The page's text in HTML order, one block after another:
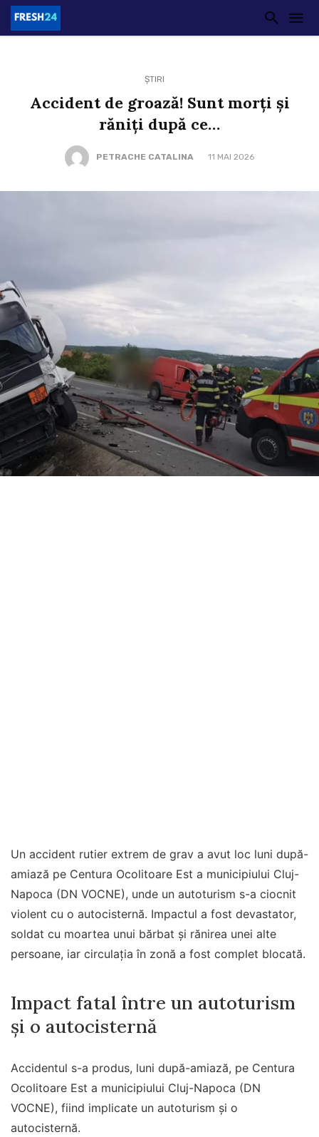
ȘTIRI
Accident de groază! Sunt morți și
răniți după ce…
PETRACHE CATALINA 11 MAI 2026
Un accident rutier extrem de grav a avut loc luni după-
amiază pe Centura Ocolitoare Est a municipiului Cluj-
Napoca (DN VOCNE), unde un autoturism s-a ciocnit
violent cu o autocisternă. Impactul a fost devastator,
soldat cu moartea unui bărbat și rănirea unei alte
persoane, iar circulația în zonă a fost complet blocată.
Impact fatal între un autoturism
și o autocisternă
Accidentul s-a produs, luni după-amiază, pe Centura
Ocolitoare Est a municipiului Cluj-Napoca (DN
VOCNE), fiind implicate un autoturism şi o
autocisternă.